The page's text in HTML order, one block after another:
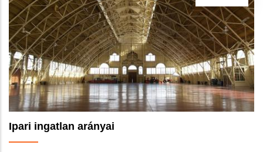
Ipari ingatlan arányai